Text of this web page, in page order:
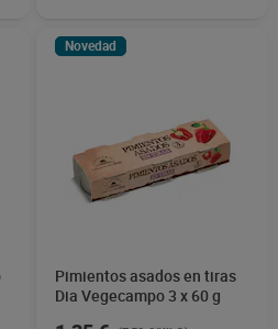
Novedad
Pimientos asados en tiras
Dia Vegecampo 3 x 60 g